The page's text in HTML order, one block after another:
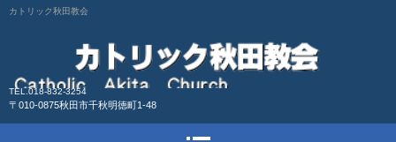
カトリック秋田教会
TEL.018-832-3254
〒010-0875秋田市千秋明徳町1-48